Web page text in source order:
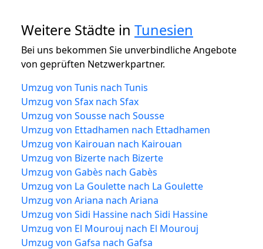
Weitere Städte in Tunesien
Bei uns bekommen Sie unverbindliche Angebote
von geprüften Netzwerkpartner.
Umzug von Tunis nach Tunis
Umzug von Sfax nach Sfax
Umzug von Sousse nach Sousse
Umzug von Ettadhamen nach Ettadhamen
Umzug von Kairouan nach Kairouan
Umzug von Bizerte nach Bizerte
Umzug von Gabès nach Gabès
Umzug von La Goulette nach La Goulette
Umzug von Ariana nach Ariana
Umzug von Sidi Hassine nach Sidi Hassine
Umzug von El Mourouj nach El Mourouj
Umzug von Gafsa nach Gafsa